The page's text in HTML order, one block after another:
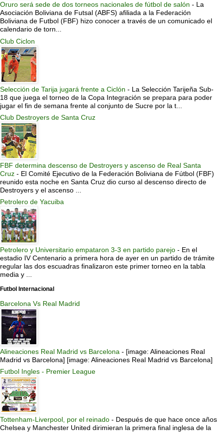
Oruro será sede de dos torneos nacionales de fútbol de salón - La
Asociación Boliviana de Futsal (ABFS) afiliada a la Federación
Boliviana de Futbol (FBF) hizo conocer a través de un comunicado el
calendario de torn...
Club Ciclon
Selección de Tarija jugará frente a Ciclón - La Selección Tarijeña Sub-
18 que juega el torneo de la Copa Integración se prepara para poder
jugar el fin de semana frente al conjunto de Sucre por la t...
Club Destroyers de Santa Cruz
FBF determina descenso de Destroyers y ascenso de Real Santa
Cruz - El Comité Ejecutivo de la Federación Boliviana de Fútbol (FBF)
reunido esta noche en Santa Cruz dio curso al descenso directo de
Destroyers y el ascenso ...
Petrolero de Yacuiba
Petrolero y Universitario empataron 3-3 en partido parejo - En el
estadio IV Centenario a primera hora de ayer en un partido de trámite
regular las dos escuadras finalizaron este primer torneo en la tabla
media y ...
Futbol Internacional
Barcelona Vs Real Madrid
Alineaciones Real Madrid vs Barcelona - [image: Alineaciones Real
Madrid vs Barcelona] [image: Alineaciones Real Madrid vs Barcelona]
Futbol Ingles - Premier League
Tottenham-Liverpool, por el reinado - Después de que hace once años
Chelsea y Manchester United dirimieran la primera final inglesa de la